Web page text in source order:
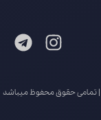
| تمامی حقوق محفوظ میباشد